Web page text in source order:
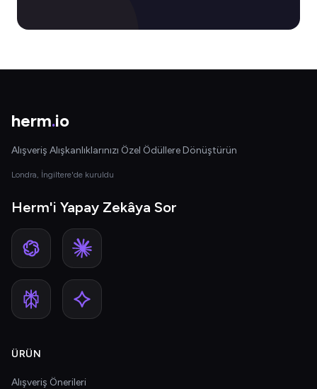
herm.io
Alışveriş Alışkanlıklarınızı Özel Ödüllere Dönüştürün
Londra, İngiltere'de kuruldu
Herm'i Yapay Zekâya Sor
ÜRÜN
Alışveriş Önerileri